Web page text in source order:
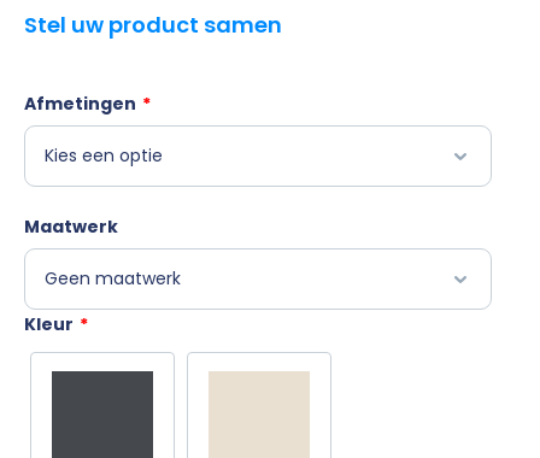
Stel uw product samen
*
Afmetingen
Maatwerk
*
Kleur